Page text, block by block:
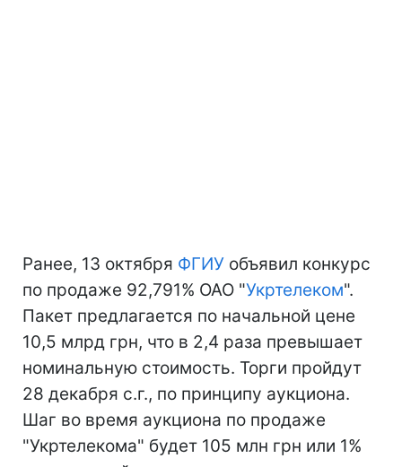
Ранее, 13 октября ФГИУ объявил конкурс
по продаже 92,791% ОАО "Укртелеком".
Пакет предлагается по начальной цене
10,5 млрд грн, что в 2,4 раза превышает
номинальную стоимость. Торги пройдут
28 декабря с.г., по принципу аукциона.
Шаг во время аукциона по продаже
"Укртелекома" будет 105 млн грн или 1%